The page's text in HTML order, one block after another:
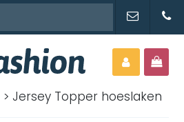
> Jersey Topper hoeslaken